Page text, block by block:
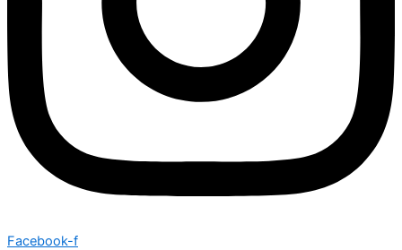
Facebook-f